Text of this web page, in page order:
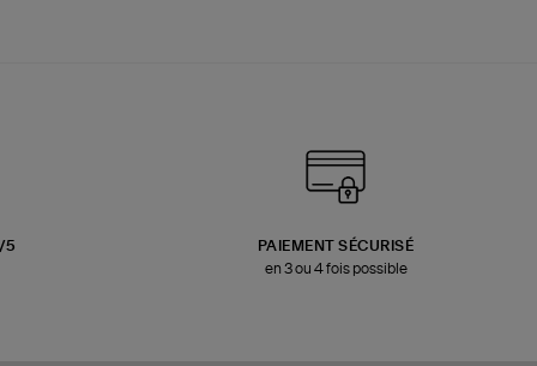
5
PAIEMENT SÉCURISÉ
en 3 ou 4 fois possible